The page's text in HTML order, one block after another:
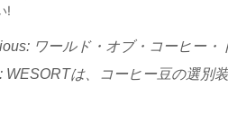
ワールド・オブ・コーヒー
WESORTは、コーヒー豆の選別